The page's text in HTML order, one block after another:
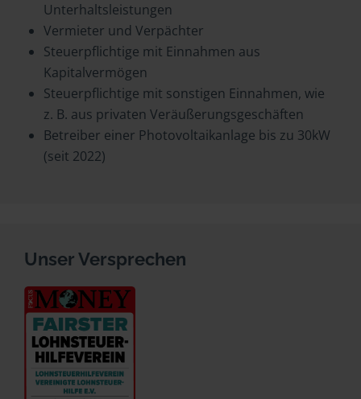
Unterhaltsleistungen
Vermieter und Verpächter
Steuerpflichtige mit Einnahmen aus
Kapitalvermögen
Steuerpflichtige mit sonstigen Einnahmen, wie
z. B. aus privaten Veräußerungsgeschäften
Betreiber einer Photovoltaikanlage bis zu 30kW
(seit 2022)
Unser Versprechen